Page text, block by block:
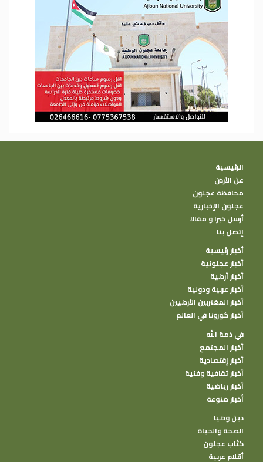
الرئيسية
عن الأردن
محافظة عجلون
عجلون الإخبارية
أرسل خبرا و مقالا
إتصل بنا
أخبار رئيسية
أخبار عجلونية
أخبار أردنية
أخبار عربية ودولية
أخبار المغتربين الأردنيين
أخبار كورونا في العالم
في ذمة الله
أخبار المجتمع
أخبار إقتصادية
أخبار ثقافية وفنية
أخبار رياضية
أخبار منوعة
دين ودنيا
الصحة والحياة
كتًاب عجلون
أقلام عربية